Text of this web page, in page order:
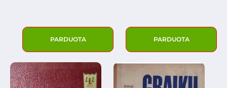
PARDUOTA PARDUOTA